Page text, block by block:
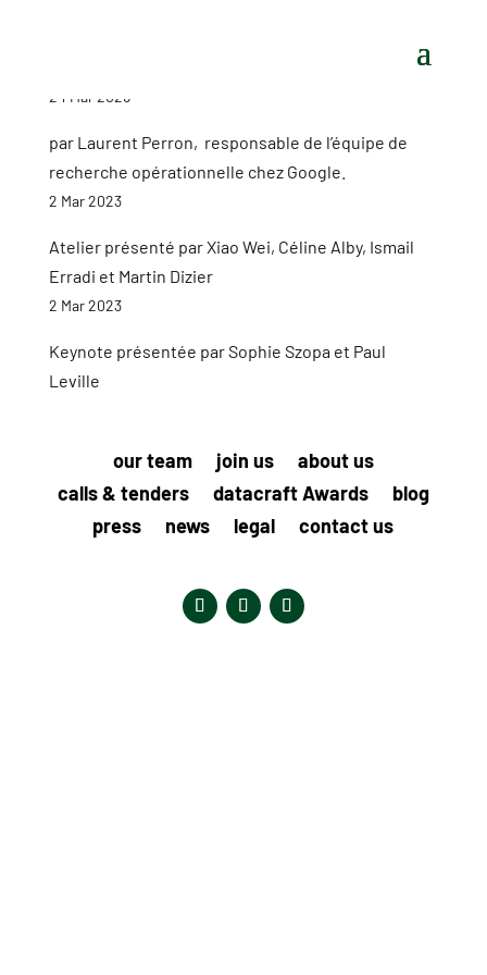
24 Mar 2026
par Laurent Perron, responsable de l’équipe de
recherche opérationnelle chez Google.
2 Mar 2023
Atelier présenté par Xiao Wei, Céline Alby, Ismail
Erradi et Martin Dizier
2 Mar 2023
Keynote présentée par Sophie Szopa et Paul
Leville
our team join us
about us
calls & tenders
datacraft Awards
blog
press
news legal contact us